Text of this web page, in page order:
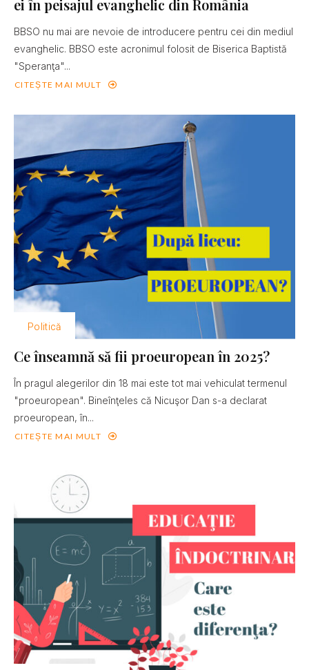
ei în peisajul evanghelic din România
BBSO nu mai are nevoie de introducere pentru cei din mediul
evanghelic. BBSO este acronimul folosit de Biserica Baptistă
"Speranţa"...
CITEȘTE MAI MULT
Politică
Ce înseamnă să fii proeuropean în 2025?
În pragul alegerilor din 18 mai este tot mai vehiculat termenul
"proeuropean". Bineînţeles că Nicuşor Dan s-a declarat
proeuropean, în...
CITEȘTE MAI MULT